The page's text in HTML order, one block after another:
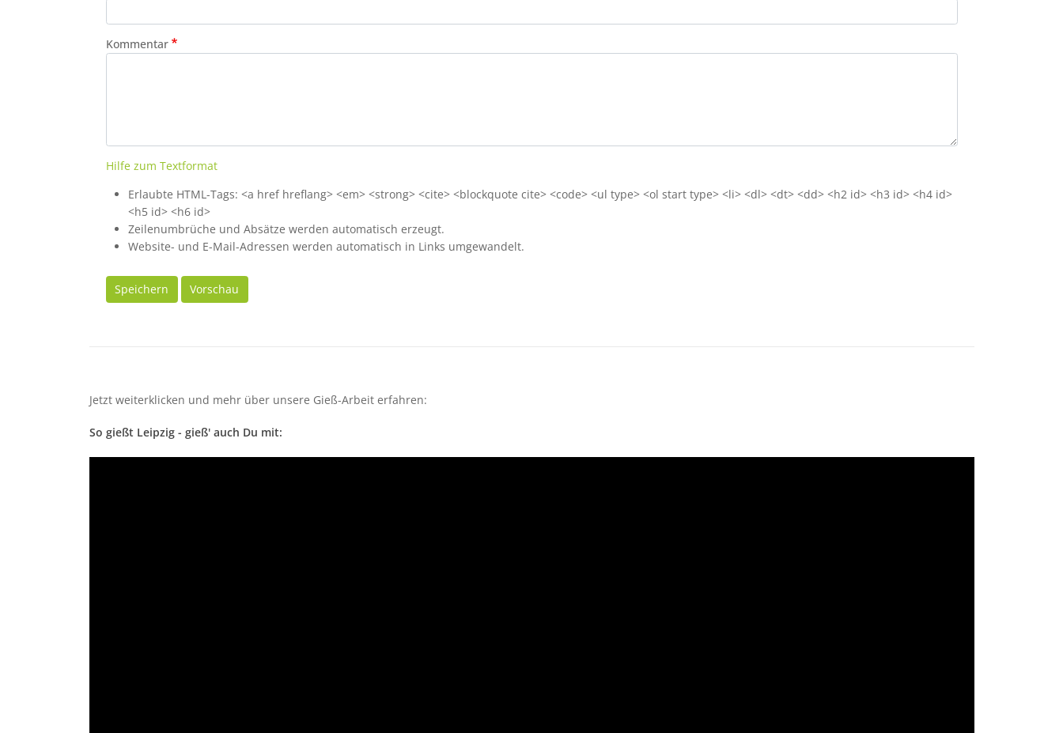
Kommentar
Hilfe zum Textformat
Erlaubte HTML-Tags: <a href hreflang> <em> <strong> <cite> <blockquote cite> <code> <ul type> <ol start type> <li> <dl> <dt> <dd> <h2 id> <h3 id> <h4 id>
<h5 id> <h6 id>
Zeilenumbrüche und Absätze werden automatisch erzeugt.
Website- und E-Mail-Adressen werden automatisch in Links umgewandelt.
Speichern Vorschau
Jetzt weiterklicken und mehr über unsere Gieß-Arbeit erfahren:
So gießt Leipzig - gieß' auch Du mit: